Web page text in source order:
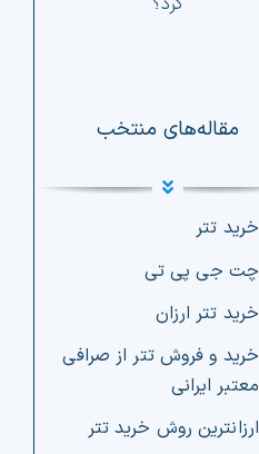
مقاله‌های منتخب
خرید تتر
چت جی پی تی
خرید تتر ارزان
خرید و فروش تتر از صرافی
معتبر ایرانی
ارزانترین روش خرید تتر